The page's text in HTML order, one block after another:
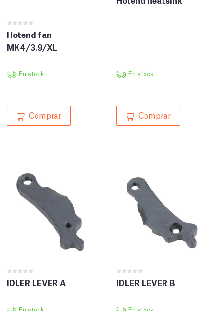
Hotend fan
MK4/3.9/XL
En stock
Comprar
En stock
Comprar
IDLER LEVER A
En stock
IDLER LEVER B
En stock